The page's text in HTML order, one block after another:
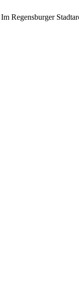
Regensburger